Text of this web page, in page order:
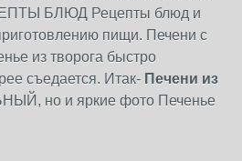
БЛЮД Рецепты блюд и
пищи. Печени с
из творога быстро
съедается. Итак- Печени из
но и яркие фото Печенье